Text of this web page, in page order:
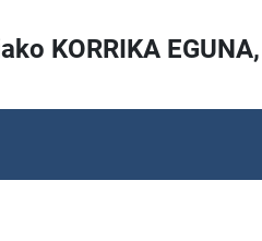
KORRIKA EGUNA,